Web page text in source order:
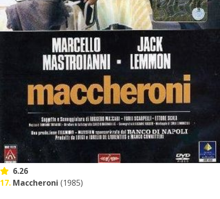
6.26
17. Maccheroni (1985)